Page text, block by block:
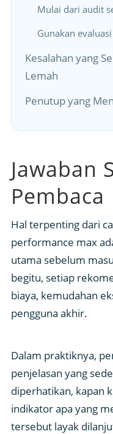
Mulai dari audit
Gunakan
Kesalahan yang
Lemah
Penutup yang
Jawaban
Pembaca
Hal terpenting dari
performance max
utama sebelum
begitu, setiap
biaya, kemudahan
pengguna akhir.
Dalam praktiknya,
penjelasan yang
diperhatikan, kapan
indikator apa yang
tersebut layak